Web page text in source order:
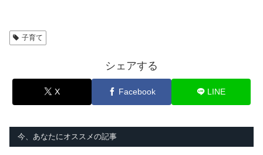
子育て
シェアする
X Facebook LINE
今、あなたにオススメの記事